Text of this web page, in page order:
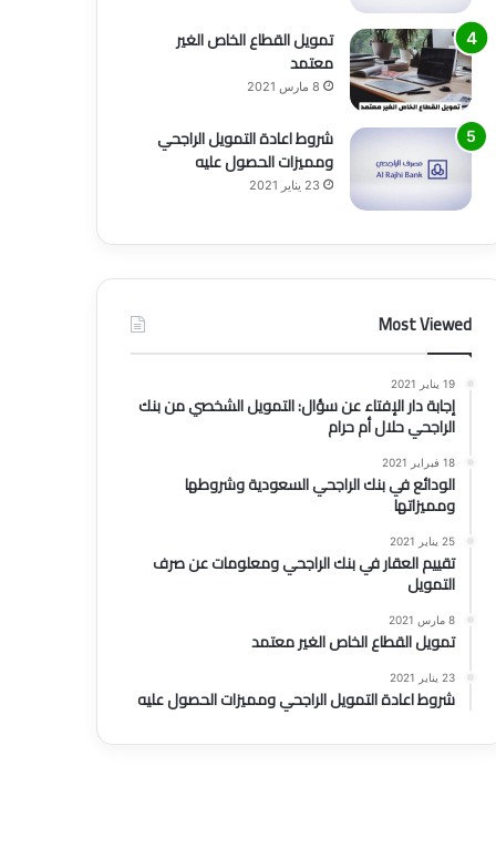
تمويل القطاع الخاص الغير
معتمد
8 مارس 2021
شروط اعادة التمويل الراجحي
ومميزات الحصول عليه
23 يناير 2021
Most Viewed
19 يناير 2021
إجابة دار الإفتاء عن سؤال: التمويل الشخصي من بنك
الراجحي حلال أم حرام
18 فبراير 2021
الودائع في بنك الراجحي السعودية وشروطها
ومميزاتها
25 يناير 2021
تقييم العقار في بنك الراجحي ومعلومات عن صرف
التمويل
8 مارس 2021
تمويل القطاع الخاص الغير معتمد
23 يناير 2021
شروط اعادة التمويل الراجحي ومميزات الحصول عليه